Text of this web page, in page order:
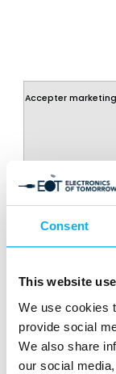
Consent
This website
We use cookies
provide social
We also share
our social
Accepter
Mærk
skærmen, hvor
Pascal Bornet,